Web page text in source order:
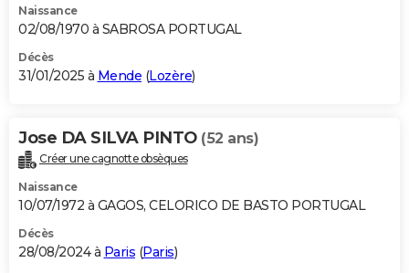
Naissance
02/08/1970 à SABROSA PORTUGAL
Décès
31/01/2025 à Mende (Lozère)
Jose DA SILVA PINTO (52 ans)
Créer une cagnotte obsèques
Naissance
10/07/1972 à GAGOS, CELORICO DE BASTO PORTUGAL
Décès
28/08/2024 à Paris (Paris)